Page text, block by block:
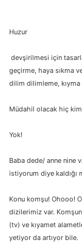
Huzur
devşirilmesi için
geçirme, haya sıkma
dilim dilimleme,
Müdahil olacak hiç
Yok!
Baba dede/ anne nine
istiyorum diye kaldığı
Konu komşu! Ohooo!
dizilerimiz var.
(tv) ve kıyamet
yetiyor da artıyor bile.